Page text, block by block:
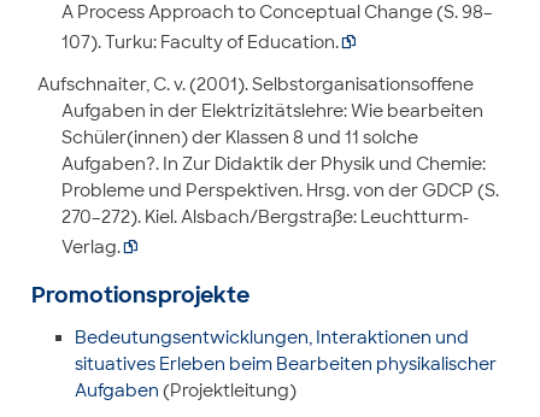
A Process Approach to Conceptual Change (S. 98–
107). Turku: Faculty of Education.
Aufschnaiter, C. v. (2001). Selbstorganisationsoffene
Aufgaben in der Elektrizitätslehre: Wie bearbeiten
Schüler(innen) der Klassen 8 und 11 solche
Aufgaben?. In Zur Didaktik der Physik und Chemie:
Probleme und Perspektiven. Hrsg. von der GDCP (S.
270–272). Kiel. Alsbach/Bergstraße: Leuchtturm-
Verlag.
Promotionsprojekte
Bedeutungsentwicklungen, Interaktionen und
situatives Erleben beim Bearbeiten physikalischer
Aufgaben (Projektleitung)